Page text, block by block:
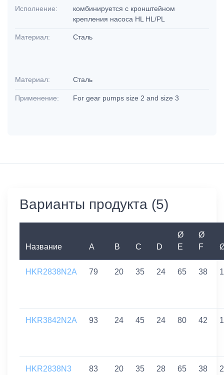
Исполнение:
комбинируется с кронштейном
крепления насоса HL HL/PL
Материал: Сталь
Материал: Сталь
Применение: For gear pumps size 2 and size 3
Варианты продукта (5)
Название A B C D
Ø
E
Ø
F
HKR2838N2A 79 20 35 24 65 38
HKR3842N2A 93 24 45 24 80 42
HKR2838N3 83 20 35 28 65 38